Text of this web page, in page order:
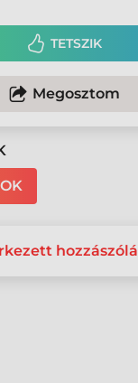
TETSZIK
Megosztom